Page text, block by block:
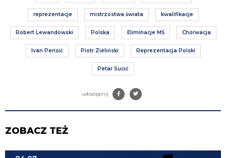
reprezentacje mistrzostwa świata kwalifikacje
Robert Lewandowski Polska Eliminacje MŚ Chorwacja
Ivan Perisić Piotr Zieliński Reprezentacja Polski
Petar Sucić
udostępnij
ZOBACZ TEŻ